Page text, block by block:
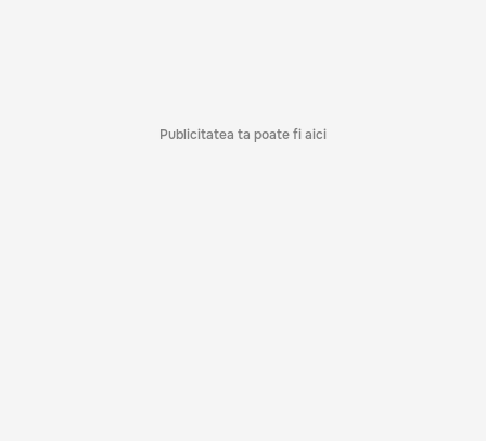
Publicitatea ta poate fi aici